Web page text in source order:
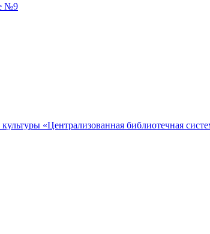
№9
«Централизованная библиотечная